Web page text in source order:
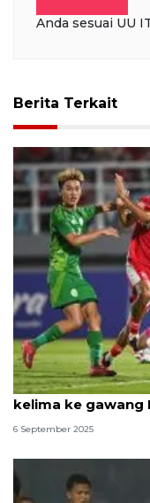
Anda sesuai UU
Berita Terkait
Struick akhiri
kelima ke gawang
6 September 2025